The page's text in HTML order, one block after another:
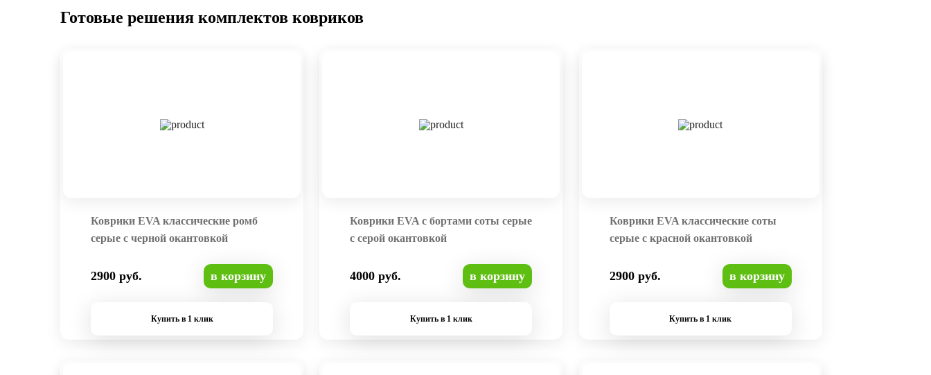
Готовые решения комплектов ковриков
Коврики EVA классические ромб
серые с черной окантовкой
2900 руб. в корзину
Купить в 1 клик
Коврики EVA с бортами соты серые
с серой окантовкой
4000 руб. в корзину
Купить в 1 клик
Коврики EVA классические соты
серые с красной окантовкой
2900 руб. в корзину
Купить в 1 клик